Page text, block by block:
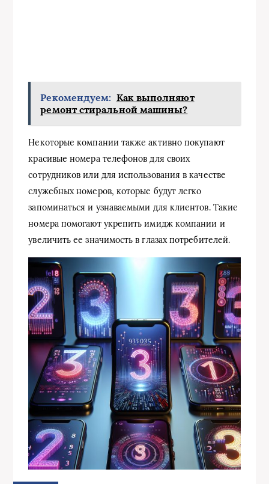
Рекомендуем: Как выполняют
ремонт стиральной машины?
Некоторые компании также активно покупают
красивые номера телефонов для своих
сотрудников или для использования в качестве
служебных номеров, которые будут легко
запоминаться и узнаваемыми для клиентов. Такие
номера помогают укрепить имидж компании и
увеличить ее значимость в глазах потребителей.